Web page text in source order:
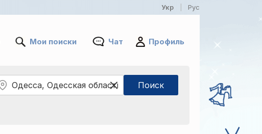
Укр Рус
Мои поиски Чат Профиль